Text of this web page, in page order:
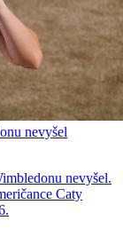
nevyšel
nevyšel.
Caty